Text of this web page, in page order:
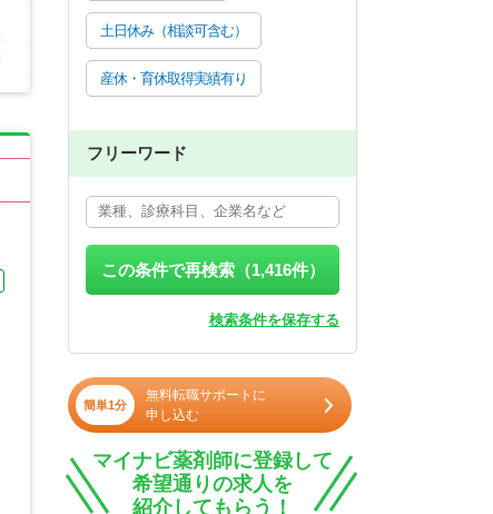
土日休み（相談可含む）
産休・育休取得実績有り
フリーワード
この条件で再検索（1,416件）
検索条件を保存する
簡単1分
無料転職サポートに
申し込む
マイナビ薬剤師に登録して
希望通りの求人を
紹介してもらう！